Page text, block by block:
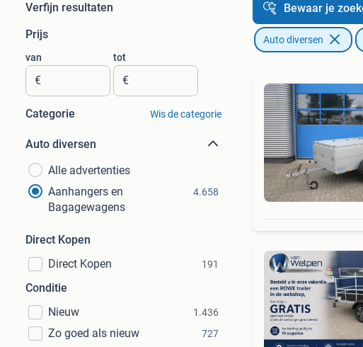
Verfijn resultaten
Prijs
van
€
tot
€
Categorie Wis de categorie
Auto diversen
Alle advertenties
Aanhangers en
Bagagewagens
4.658
Direct Kopen
Direct Kopen
191
Conditie
Nieuw
1.436
Zo goed als nieuw 727
Bewaar je
Auto diversen